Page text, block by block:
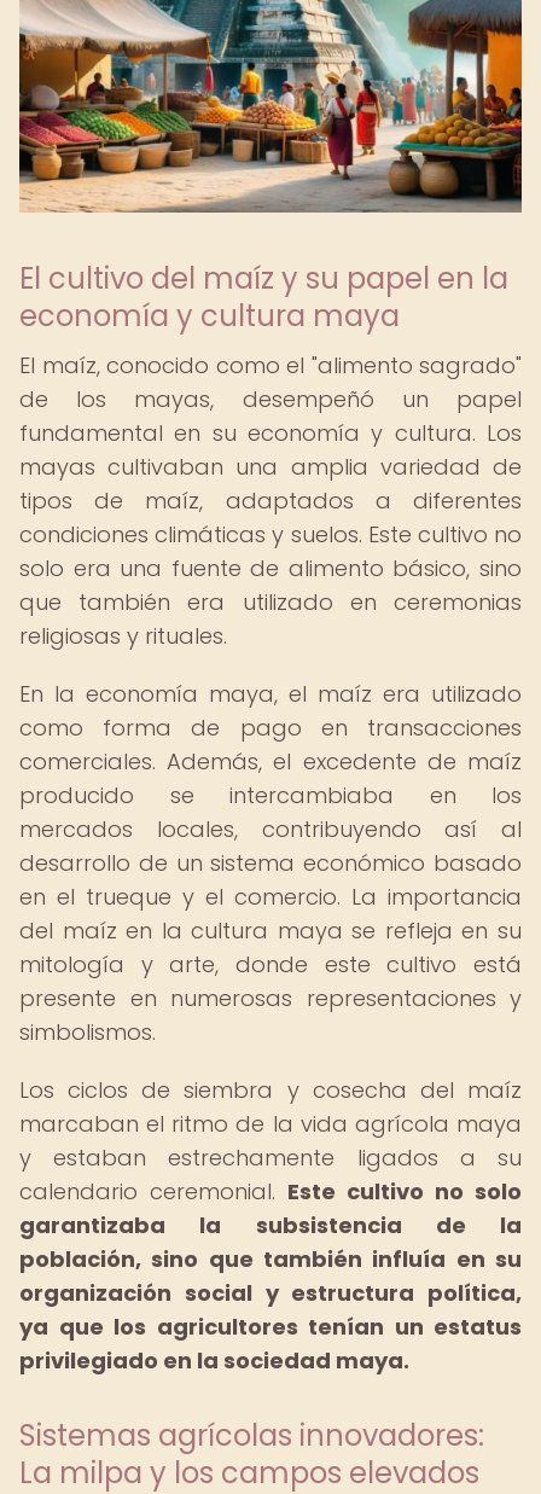
El cultivo del maíz y su papel en la
economía y cultura maya
El maíz, conocido como el "alimento sagrado"
de los mayas, desempeñó un papel
fundamental en su economía y cultura. Los
mayas cultivaban una amplia variedad de
tipos de maíz, adaptados a diferentes
condiciones climáticas y suelos. Este cultivo no
solo era una fuente de alimento básico, sino
que también era utilizado en ceremonias
religiosas y rituales.
En la economía maya, el maíz era utilizado
como forma de pago en transacciones
comerciales. Además, el excedente de maíz
producido se intercambiaba en los
mercados locales, contribuyendo así al
desarrollo de un sistema económico basado
en el trueque y el comercio. La importancia
del maíz en la cultura maya se refleja en su
mitología y arte, donde este cultivo está
presente en numerosas representaciones y
simbolismos.
Los ciclos de siembra y cosecha del maíz
marcaban el ritmo de la vida agrícola maya
y estaban estrechamente ligados a su
calendario ceremonial. Este cultivo no solo
garantizaba la subsistencia de la
población, sino que también influía en su
organización social y estructura política,
ya que los agricultores tenían un estatus
privilegiado en la sociedad maya.
Sistemas agrícolas innovadores:
La milpa y los campos elevados